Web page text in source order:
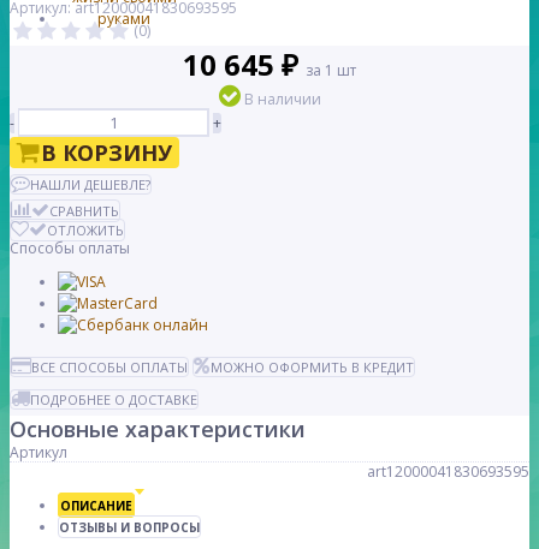
Артикул: art12000041830693595
(0)
10 645 ₽ за 1 шт
В наличии
-
+
В КОРЗИНУ
НАШЛИ ДЕШЕВЛЕ?
СРАВНИТЬ
ОТЛОЖИТЬ
Способы оплаты
ВСЕ СПОСОБЫ ОПЛАТЫ
МОЖНО ОФОРМИТЬ В КРЕДИТ
ПОДРОБНЕЕ О ДОСТАВКЕ
Основные характеристики
Артикул
art12000041830693595
ОПИСАНИЕ
ОТЗЫВЫ И ВОПРОСЫ